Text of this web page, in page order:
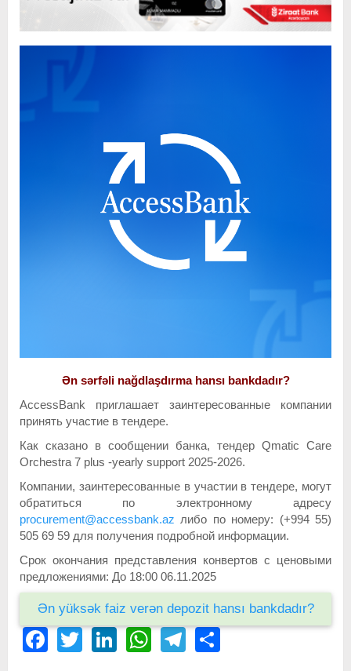
Ən sərfəli nağdlaşdırma hansı bankdadır?
AccessBank приглашает заинтересованные компании
принять участие в тендере.
Как сказано в сообщении банка, тендер Qmatic Care
Orchestra 7 plus -yearly support 2025-2026.
Компании, заинтересованные в участии в тендере, могут
обратиться по электронному адресу
procurement@accessbank.az либо по номеру: (+994 55)
505 69 59 для получения подробной информации.
Срок окончания представления конвертов с ценовыми
предложениями: До 18:00 06.11.2025
Ən yüksək faiz verən depozit hansı bankdadır?
FacebookTwitter LinkedIn WhatsAppTelegram